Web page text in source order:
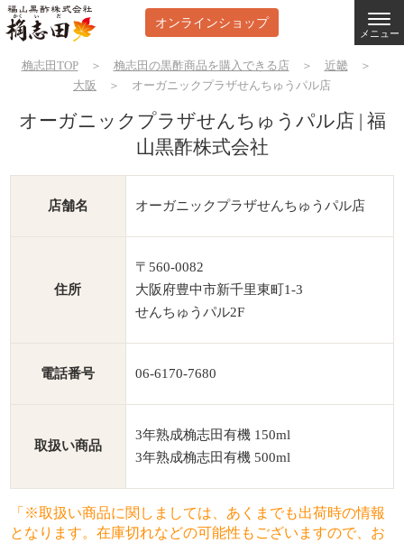
オンラインショップ
メニュー
桷志田TOP＞ 桷志田の黒酢商品を購入できる店＞ 近畿＞
大阪
＞ オーガニックプラザせんちゅうパル店
オーガニックプラザせんちゅうパル店 | 福
山黒酢株式会社
店舗名 オーガニックプラザせんちゅうパル店
住所
〒560-0082
大阪府豊中市新千里東町1-3
せんちゅうパル2F
電話番号 06-6170-7680
取扱い商品
3年熟成桷志田有機 150ml
3年熟成桷志田有機 500ml
「※取扱い商品に関しましては、あくまでも出荷時の情報
となります。在庫切れなどの可能性もございますので、お